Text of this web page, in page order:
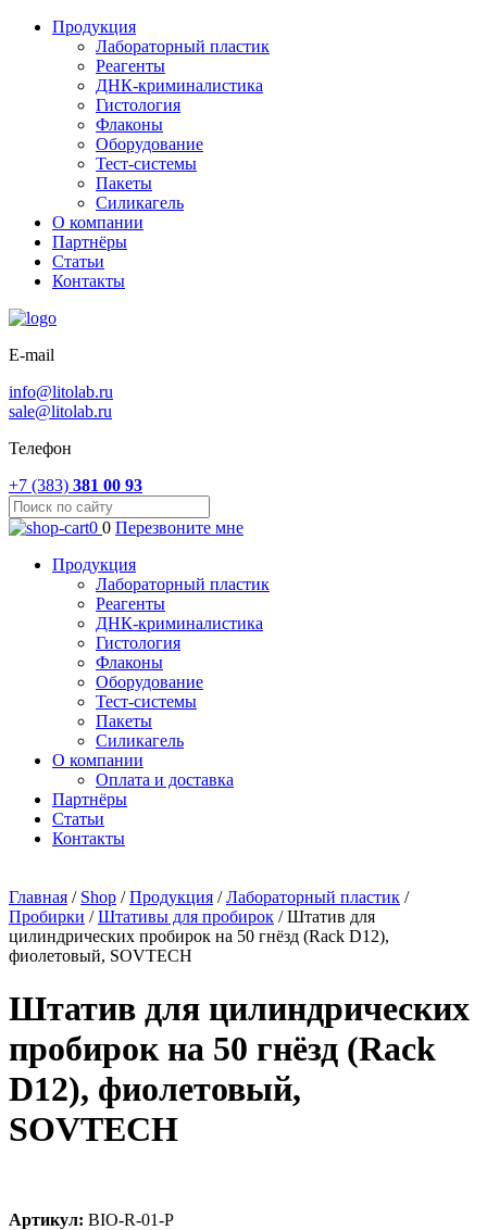
Продукция
Лабораторный пластик
Реагенты
ДНК-криминалистика
Гистология
Флаконы
Оборудование
Тест-системы
Пакеты
Силикагель
О компании
Партнёры
Статьи
Контакты
E-mail
info@litolab.ru
sale@litolab.ru
Телефон
+7 (383) 381 00 93
0 0 Перезвоните мне
Продукция
Лабораторный пластик
Реагенты
ДНК-криминалистика
Гистология
Флаконы
Оборудование
Тест-системы
Пакеты
Силикагель
О компании
Оплата и доставка
Партнёры
Статьи
Контакты
Главная / Shop /Продукция /Лабораторный пластик /
Пробирки /Штативы для пробирок /Штатив для
цилиндрических пробирок на 50 гнёзд (Rack D12),
фиолетовый, SOVTECH
Штатив для цилиндрических
пробирок на 50 гнёзд (Rack
D12), фиолетовый,
SOVTECH
Артикул: BIO-R-01-P